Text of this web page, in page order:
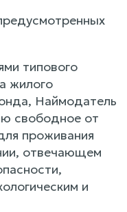
типового
жилого
Наймодатель
свободное от
проживания
отвечающем
и